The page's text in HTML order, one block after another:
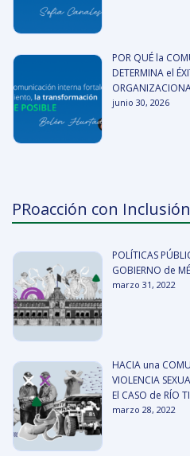
POR QUÉ la
DETERMINA el
junio 30, 2026
PRoacción con Inclusión
POLÍTICAS
GOBIERNO de
marzo 31, 2022
HACIA una
VIOLENCIA
El CASO de RÍO
marzo 28, 2022